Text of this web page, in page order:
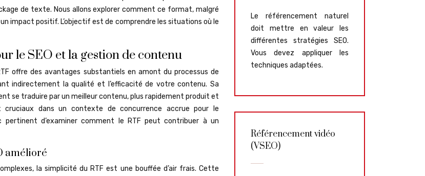
de texte. Nous allons explorer comment ce format, malgré
impact positif. L’objectif est de comprendre les situations où le
le SEO et la gestion de contenu
offre des avantages substantiels en amont du processus de
indirectement la qualité et l’efficacité de votre contenu. Sa
se traduire par un meilleur contenu, plus rapidement produit et
dans un contexte de concurrence accrue pour le
d’examiner comment le RTF peut contribuer à un
amélioré
la simplicité du RTF est une bouffée d’air frais. Cette
Le référencement naturel
doit mettre en valeur les
différentes stratégies SEO.
Vous devez appliquer les
techniques adaptées.
Référencement vidéo
(VSEO)